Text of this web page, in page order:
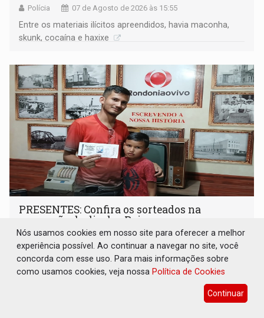
Polícia 07 de Agosto de 2026 às 15:55
Entre os materiais ilícitos apreendidos, havia maconha,
skunk, cocaína e haxixe
PRESENTES: Confira os sorteados na
promoção de dia dos Pais
Destaques Empresariais
07 de Agosto de 2026 às 15:19
Nós usamos cookies em nosso site para oferecer a melhor
experiência possível. Ao continuar a navegar no site, você
concorda com esse uso. Para mais informações sobre
como usamos cookies, veja nossa Política de Cookies
Continuar